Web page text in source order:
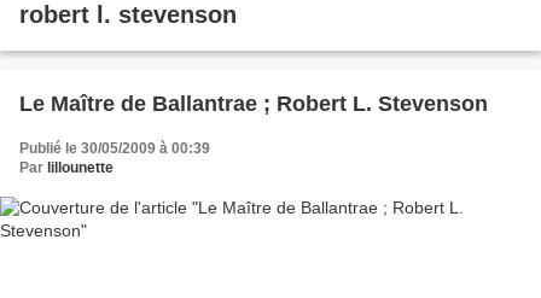
robert l. stevenson
Le Maître de Ballantrae ; Robert L. Stevenson
Publié le 30/05/2009 à 00:39
Par lillounette